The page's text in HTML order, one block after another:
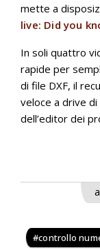
mette a
live: Did you
In soli quattro
rapide per
di file DXF, il
veloce a drive di
dell’editor dei
controllo